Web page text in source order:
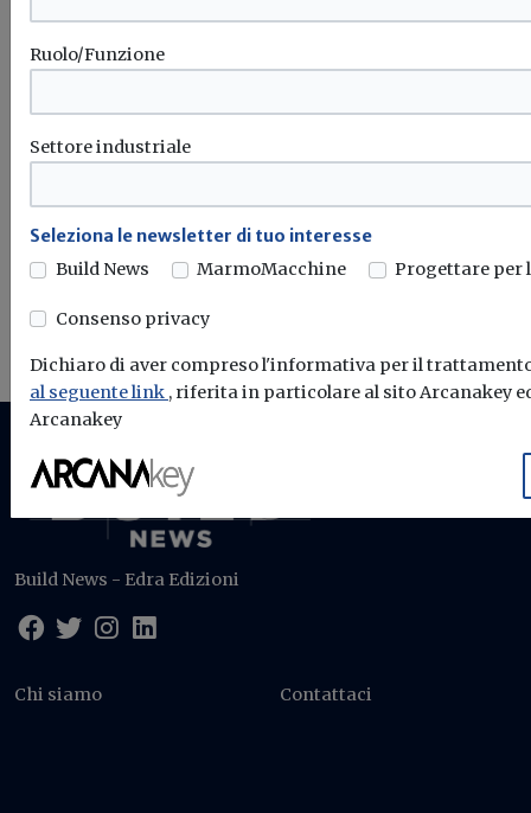
Il sistema di controllo connesso per riscaldamento,
raffrescamento radiante e trattamento dell’aria...
Mercato
digitalizzazione
soluzioni per refrigerazione, condizionamento e...
Build News - Edra Edizioni
Chi siamo Contattaci
Ruolo/Funzione
Settore industriale
Seleziona le newsletter di tuo interesse
Build News
MarmoMacchine Progettare per
Consenso privacy
Dichiaro di aver compreso l'informativa per il
al seguente link , riferita in particolare al sito Arcanakey
Arcanakey